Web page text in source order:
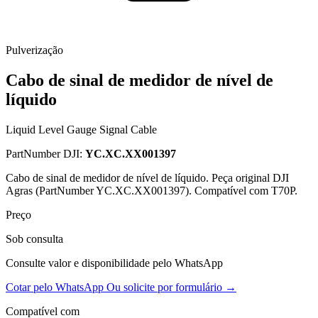
Pulverização
Cabo de sinal de medidor de nível de
líquido
Liquid Level Gauge Signal Cable
PartNumber DJI: YC.XC.XX001397
Cabo de sinal de medidor de nível de líquido. Peça original DJI
Agras (PartNumber YC.XC.XX001397). Compatível com T70P.
Preço
Sob consulta
Consulte valor e disponibilidade pelo WhatsApp
Cotar pelo WhatsApp Ou solicite por formulário →
Compatível com